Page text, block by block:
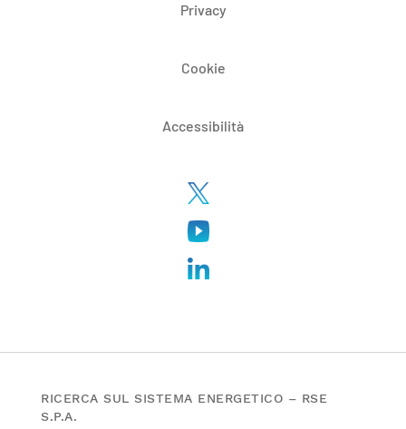
Privacy
Cookie
Accessibilità
RICERCA SUL SISTEMA ENERGETICO – RSE
S.P.A.